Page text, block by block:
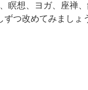
瞑想、ヨガ、座禅
ずつ改めてみましょ